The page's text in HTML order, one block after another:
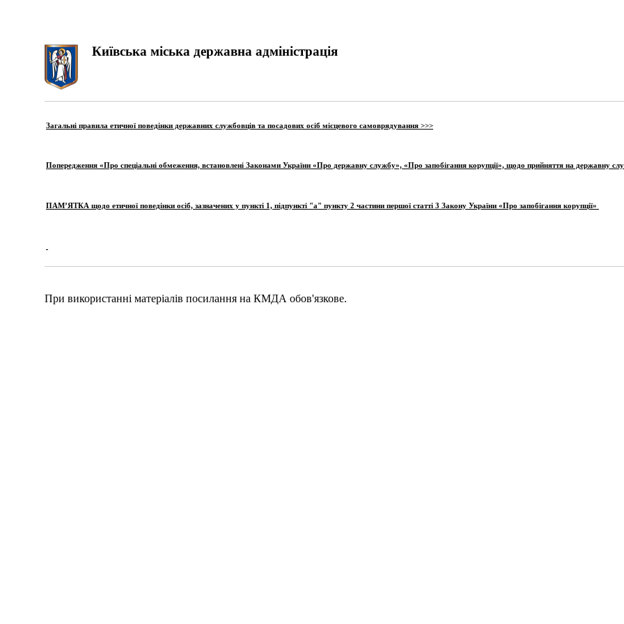
Київська міська державна адміністрація
Загальні правила етичної поведінки державних службовців та посадових осіб місцевого самоврядування >>>
Попередження «Про спеціальні обмеження, встановлені Законами України «Про державну службу», «Про запобігання корупції», щодо прийняття на державну
ПАМ’ЯТКА щодо етичної поведінки осіб, зазначених у пункті 1, підпункті "а" пункту 2 частини першої статті 3 Закону України «Про запобігання корупції»
При використанні матеріалів посилання на КМДА обов'язкове.